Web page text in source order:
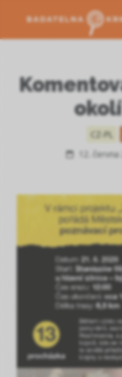
CZ-PL
12. června